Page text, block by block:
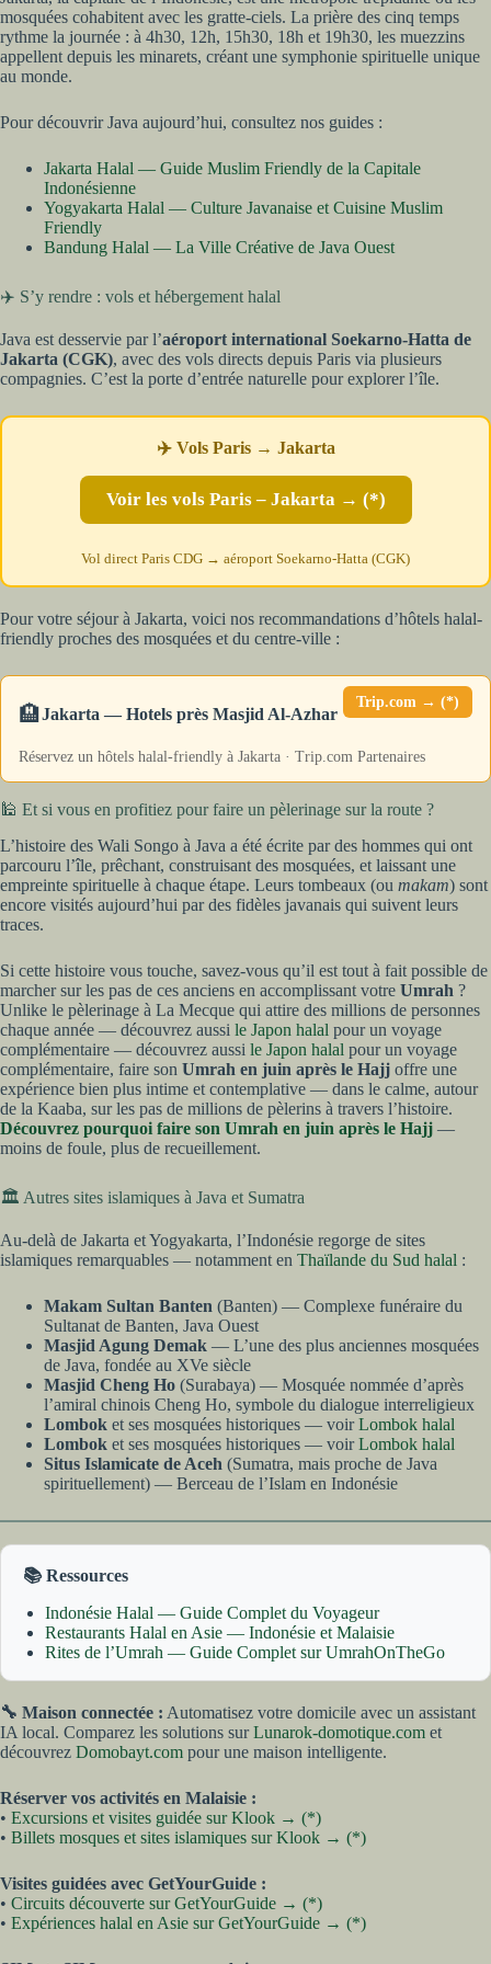
mosquées cohabitent avec les gratte-ciels. La prière des cinq temps
rythme la journée : à 4h30, 12h, 15h30, 18h et 19h30, les muezzins
appellent depuis les minarets, créant une symphonie spirituelle unique
au monde.
Pour découvrir Java aujourd’hui, consultez nos guides :
Jakarta Halal — Guide Muslim Friendly de la Capitale
Indonésienne
Yogyakarta Halal — Culture Javanaise et Cuisine Muslim
Friendly
Bandung Halal — La Ville Créative de Java Ouest
✈️ S’y rendre : vols et hébergement halal
Java est desservie par l’aéroport international Soekarno-Hatta de
Jakarta (CGK), avec des vols directs depuis Paris via plusieurs
compagnies. C’est la porte d’entrée naturelle pour explorer l’île.
✈️ Vols Paris → Jakarta
Voir les vols Paris – Jakarta → (*)
Vol direct Paris CDG → aéroport Soekarno-Hatta (CGK)
Pour votre séjour à Jakarta, voici nos recommandations d’hôtels halal-
friendly proches des mosquées et du centre-ville :
🏨Jakarta — Hotels près Masjid Al-Azhar
Trip.com → (*)
Réservez un hôtels halal-friendly à Jakarta · Trip.com Partenaires
🕌 Et si vous en profitiez pour faire un pèlerinage sur la route ?
L’histoire des Wali Songo à Java a été écrite par des hommes qui ont
parcouru l’île, prêchant, construisant des mosquées, et laissant une
empreinte spirituelle à chaque étape. Leurs tombeaux (ou makam) sont
encore visités aujourd’hui par des fidèles javanais qui suivent leurs
traces.
Si cette histoire vous touche, savez-vous qu’il est tout à fait possible de
marcher sur les pas de ces anciens en accomplissant votre Umrah ?
Unlike le pèlerinage à La Mecque qui attire des millions de personnes
chaque année — découvrez aussi le Japon halal pour un voyage
complémentaire — découvrez aussi le Japon halal pour un voyage
complémentaire, faire son Umrah en juin après le Hajj offre une
expérience bien plus intime et contemplative — dans le calme, autour
de la Kaaba, sur les pas de millions de pèlerins à travers l’histoire.
Découvrez pourquoi faire son Umrah en juin après le Hajj —
moins de foule, plus de recueillement.
🏛️ Autres sites islamiques à Java et Sumatra
Au-delà de Jakarta et Yogyakarta, l’Indonésie regorge de sites
islamiques remarquables — notamment en Thaïlande du Sud halal :
Makam Sultan Banten (Banten) — Complexe funéraire du
Sultanat de Banten, Java Ouest
Masjid Agung Demak — L’une des plus anciennes mosquées
de Java, fondée au XVe siècle
Masjid Cheng Ho (Surabaya) — Mosquée nommée d’après
l’amiral chinois Cheng Ho, symbole du dialogue interreligieux
Lombok et ses mosquées historiques — voirLombok halal
Lombok et ses mosquées historiques — voirLombok halal
Situs Islamicate de Aceh (Sumatra, mais proche de Java
spirituellement) — Berceau de l’Islam en Indonésie
📚 Ressources
Indonésie Halal — Guide Complet du Voyageur
Restaurants Halal en Asie — Indonésie et Malaisie
Rites de l’Umrah — Guide Complet sur UmrahOnTheGo
🔧 Maison connectée : Automatisez votre domicile avec un assistant
IA local. Comparez les solutions surLunarok-domotique.com et
découvrez Domobayt.com pour une maison intelligente.
Réserver vos activités en Malaisie :
• Excursions et visites guidée sur Klook → (*)
• Billets mosques et sites islamiques sur Klook → (*)
Visites guidées avec GetYourGuide :
• Circuits découverte sur GetYourGuide → (*)
• Expériences halal en Asie sur GetYourGuide → (*)